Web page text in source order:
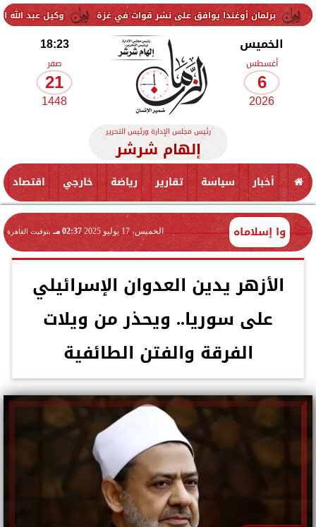
وكيل عبد الله السعيد: لم أوغندا يوافق على نشر قوات في غزة
الخميس
أغسطس
6
2026
18:23
صفر
21
1448
رئيس مجلس الإدارة ورئيس التحرير
إلهام شرشر
أخبار سياسة تقارير رياضة خارجي اقتصاد
وا إسلاماه الخميس، 17 يوليو 2025 02:37 مـ بتوقيت القاهرة
الأزهر يدين العدوان الإسرائيلي
على سوريا.. ويحذر من ويلات
الفرقة والفتن الطائفية